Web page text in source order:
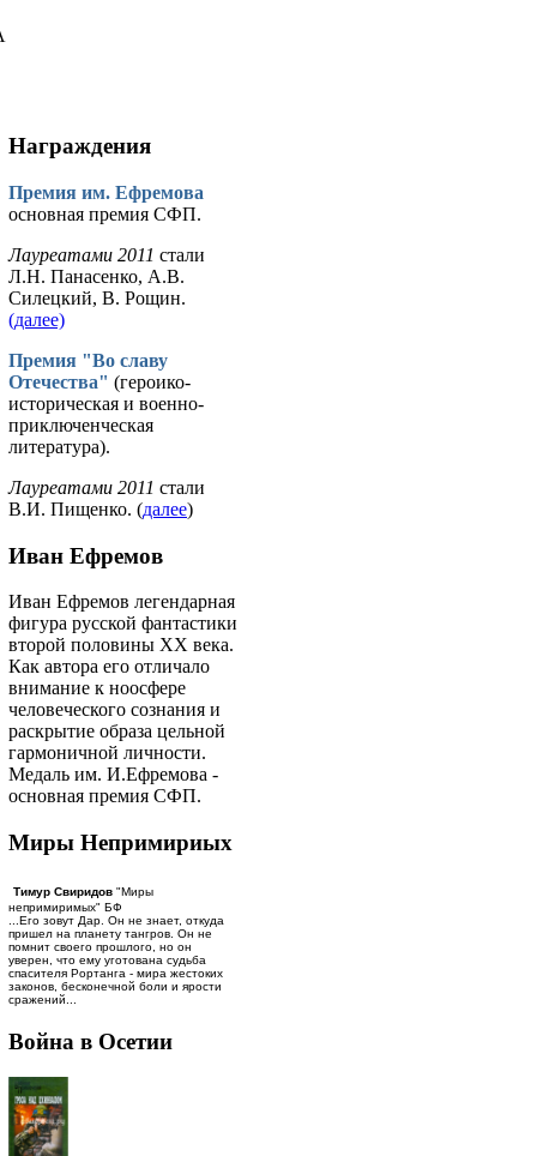
Награждения
Премия им. Ефремова
основная премия СФП.
Лауреатами 2011 стали
Л.Н. Панасенко, А.В.
Силецкий, В. Рощин.
(далее)
Премия "Во славу
Отечества" (героико-
историческая и военно-
приключенческая
литература).
Лауреатами 2011 стали
В.И. Пищенко. (далее)
Иван Ефремов
Иван Ефремов легендарная
фигура русской фантастики
второй половины ХХ века.
Как автора его отличало
внимание к ноосфере
человеческого сознания и
раскрытие образа цельной
гармоничной личности.
Медаль им. И.Ефремова -
основная премия СФП.
Миры Непримириых
Тимур Свиридов "Миры
непримиримых" БФ
...Его зовут Дар. Он не знает, откуда
пришел на планету тангров. Он не
помнит своего прошлого, но он
уверен, что ему уготована судьба
спасителя Рортанга - мира жестоких
законов, бесконечной боли и ярости
сражений...
Война в Осетии